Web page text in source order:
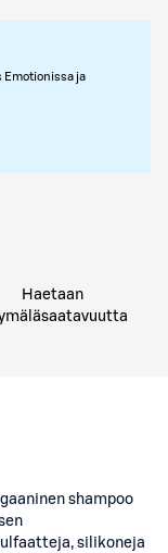
Emotionissa ja
Haetaan
shampoo
silikoneja